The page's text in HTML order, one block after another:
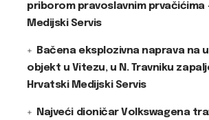
priborom pravoslavnim prvačićima
Medijski Servis
Bačena eksplozivna naprava na
objekt u Vitezu, u N. Travniku
Hrvatski Medijski Servis
Najveći dioničar Volkswagena